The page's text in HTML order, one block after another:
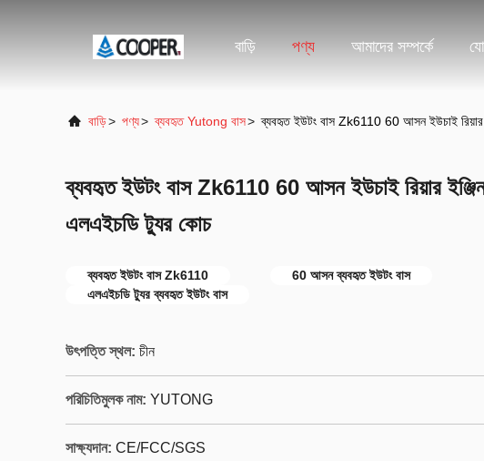
বাড়ি পণ্য আমাদের সম্পর্কে
বাড়ি> পণ্য> ব্যবহৃত Yutong বাস> ব্যবহৃত ইউটং বাস Zk6110 60 আসন ইউচাই
ব্যবহৃত ইউটং বাস Zk6110 60 আসন ইউচাই রিয়ার
এলএইচডি ট্যুর কোচ
ব্যবহৃত ইউটং বাস Zk6110
60 আসন ব্যবহৃত ইউটং বাস
এলএইচডি ট্যুর ব্যবহৃত ইউটং বাস
উৎপত্তি স্থল: চীন
পরিচিতিমুলক নাম: YUTONG
সাক্ষ্যদান: CE/FCC/SGS